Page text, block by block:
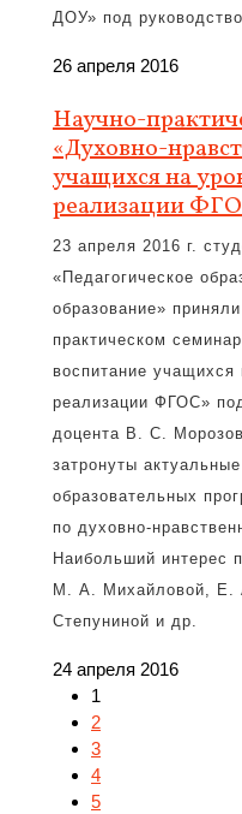
ДОУ» под
26 апреля 2016
Научно-
«Духовно-
учащихся на
реализации
23 апреля 2016 г.
«Педагогическое
образование»
практическом
воспитание учащихся
реализации ФГОС»
доцента В. С.
затронуты
образовательных
по духовно-
Наибольший интерес
М. А. Михайловой, Е.
Степуниной и др.
24 апреля 2016
1
2
3
4
5